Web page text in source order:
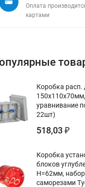
Оплата
картами
Коробка расп.
уравнивание
22шт)
518,03 ₽
Коробка
блоков
Н=62мм,
саморезами